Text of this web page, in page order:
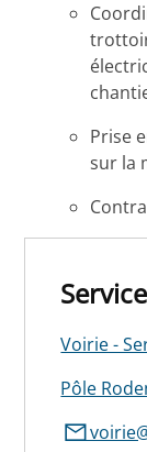
Prise
sur la
Voirie -
Pôle